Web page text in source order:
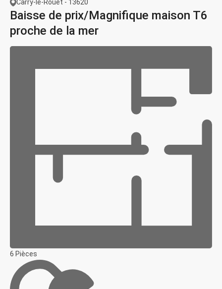
Carry-le-Rouet - 13620
Baisse de prix/Magnifique maison T6
proche de la mer
6 Pièces